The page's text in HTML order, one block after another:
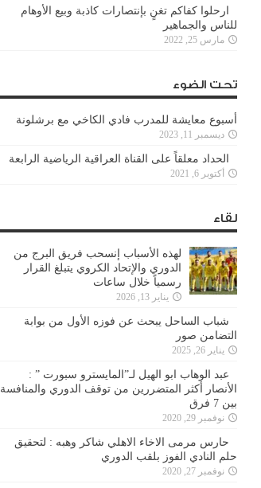
ارحلوا كفاكم تغنٍ بإنتصارات كاذبة وبيع الأوهام
للناس والجماهير
مارس 25, 2022
تحت الضوء
أسبوع معايشة للمدرب فادي الكاخي مع برشلونة
ديسمبر 11, 2023
الحداد معلقاً على القناة العراقية الرياضية الرابعة
أكتوبر 6, 2021
لقاء
لهذه الأسباب إنسحب فريق البرج من
الدوري والإتحاد الكروي يتبلغ القرار
رسمياً خلال ساعات
يناير 13, 2026
شباب الساحل يبحث عن فوزه الأول من بوابة
التضامن صور
يناير 26, 2025
عبد الوهاب ابو الهيل لـ”المايسترو سبورت ” :
الأنصار أكثر المتضررين من توقف الدوري والمنافسة
بين 7 فرق
نوفمبر 29, 2020
حارس مرمى الاخاء الاهلي شاكر وهبه : لتحقيق
حلم النادي الفوز بلقب الدوري
نوفمبر 27, 2020